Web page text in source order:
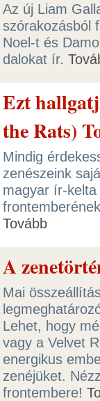
Az új Liam
szórakozásból
Noel-t és
dalokat ír.
Ezt
the Rats)
Mindig
zenészeink
magyar ír-
Tovább
A
Mai
Lehet, hogy
vagy a Velvet
energikus
zenéjüket.
frontembere!